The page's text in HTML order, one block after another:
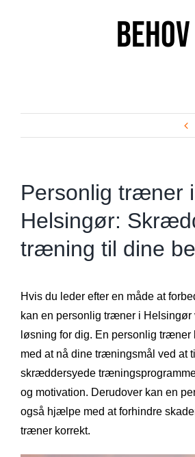
behov
Personlig træner i
Helsingør:
træning til dine
Hvis du leder efter en måde at
kan en personlig træner i
løsning for dig. En personlig
med at nå dine træningsmål ved at
skræddersyede
og motivation. Derudover kan en
også hjælpe med at forhindre
træner korrekt.